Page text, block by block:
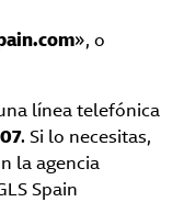
», o
línea telefónica
. Si lo necesitas,
la agencia
Spain